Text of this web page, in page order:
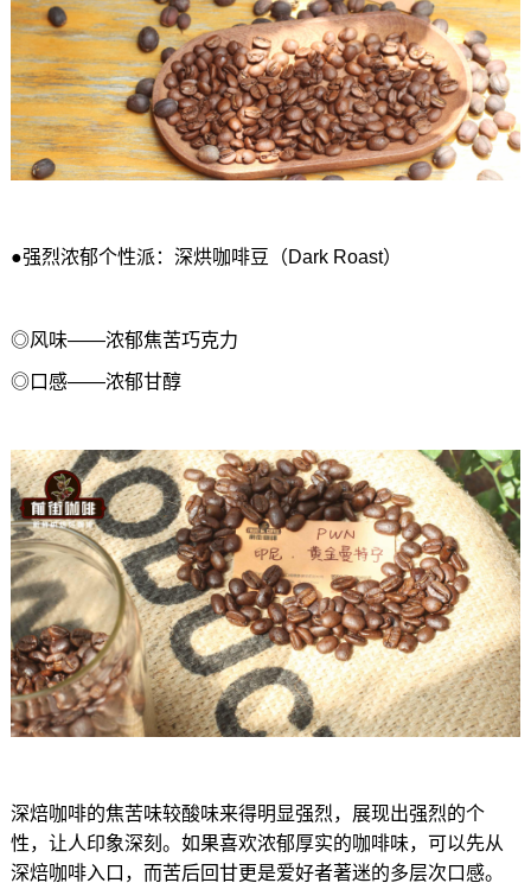
●强烈浓郁个性派：深烘咖啡豆（Dark Roast）
◎风味——浓郁焦苦巧克力
◎口感——浓郁甘醇
深焙咖啡的焦苦味较酸味来得明显强烈，展现出强烈的个
性，让人印象深刻。如果喜欢浓郁厚实的咖啡味，可以先从
深焙咖啡入口，而苦后回甘更是爱好者著迷的多层次口感。